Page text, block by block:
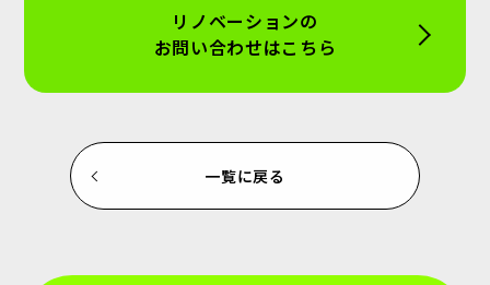
リノベーションの
お問い合わせはこちら
一覧に戻る